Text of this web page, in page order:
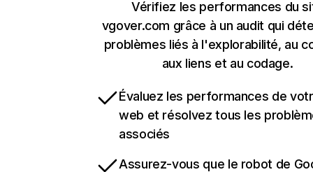
Vérifiez les performances du
vgover.com grâce à un audit qui
problèmes liés à l'explorabilité, au
aux liens et au codage.
Évaluez les performances de
web et résolvez tous les
associés
Assurez-vous que le robot de